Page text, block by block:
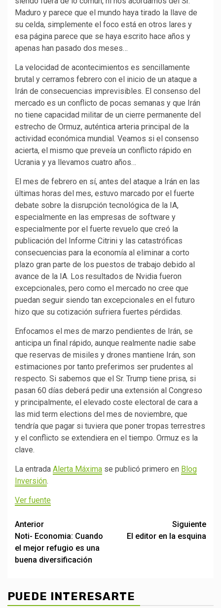
Maduro y parece que el mundo haya tirado la llave de
su celda, simplemente el foco está en otros lares y
esa página parece que se haya escrito hace años y
apenas han pasado dos meses…
La velocidad de acontecimientos es sencillamente
brutal y cerramos febrero con el inicio de un ataque a
Irán de consecuencias imprevisibles. El consenso del
mercado es un conflicto de pocas semanas y que Irán
no tiene capacidad militar de un cierre permanente del
estrecho de Ormuz, auténtica arteria principal de la
actividad económica mundial. Veamos si el consenso
acierta, el mismo que preveía un conflicto rápido en
Ucrania y ya llevamos cuatro años…
El mes de febrero en sí, antes del ataque a Irán en las
últimas horas del mes, estuvo marcado por el fuerte
debate sobre la disrupción tecnológica de la IA,
especialmente en las empresas de software y
especialmente por el fuerte revuelo que creó la
publicación del Informe Citrini y las catastróficas
consecuencias para la economía al eliminar a corto
plazo gran parte de los puestos de trabajo debido al
avance de la IA. Los resultados de Nvidia fueron
excepcionales, pero como el mercado no cree que
puedan seguir siendo tan excepcionales en el futuro
hizo que su cotización sufriera fuertes pérdidas.
Enfocamos el mes de marzo pendientes de Irán, se
anticipa un final rápido, aunque realmente nadie sabe
que reservas de misiles y drones mantiene Irán, son
estimaciones por tanto preferimos ser prudentes al
respecto. Si sabemos que el Sr. Trump tiene prisa, si
pasan 60 días deberá pedir una extensión al Congreso
y principalmente, el elevado coste electoral de cara a
las mid term elections del mes de noviembre, que
tendría que pagar si tuviera que poner tropas terrestres
y el conflicto se extendiera en el tiempo. Ormuz es la
clave.
La entrada Alerta Máxima se publicó primero en Blog
Inversión.
Ver fuente
Post
navigation
Anterior
Noti- Economia: Cuando
el mejor refugio es una
buena diversificación
Siguiente
El editor en la esquina
PUEDE INTERESARTE